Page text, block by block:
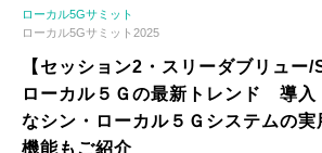
ローカル5Gサミット
ローカル5Gサミット2025
【セッション2・スリーダブリュー/
ローカル５Ｇの最新トレンド 導入
なシン・ローカル５Ｇシステムの
機能もご紹介